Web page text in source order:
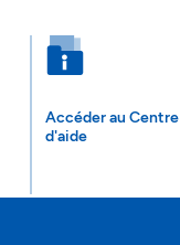
Accéder au Centre
d'aide